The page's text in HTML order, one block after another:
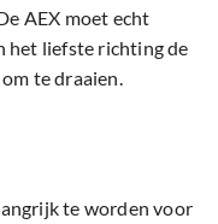
AEX moet echt
het liefste richting de
te draaien.
te worden voor